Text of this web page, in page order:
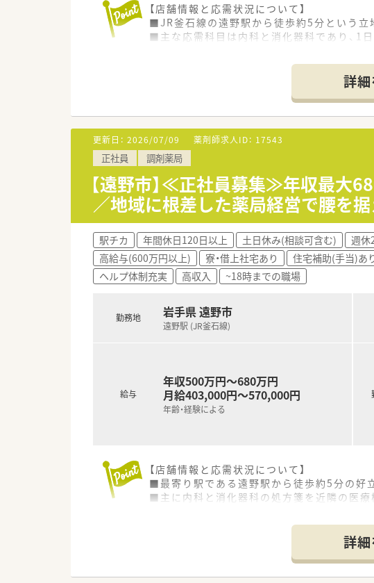
【店舗情報と応需状況について】
■JR釜石線の遠野駅から徒歩約5分という立
■主な応需科目は内科と消化器科であり、1
■岩手県内に2店舗の調剤薬局を運営してお
■母体は大手医薬品卸業の会社であるため
■原則として異動がないため、腰を据えて長
【こんな方におすすめ】
■風通しの良い環境で、患者様や他の医療ス
■増員での募集です。地域医療に貢献した
■時給高めのパートで、仕事と私生活のメリ
詳
更新日： 2026/07/09 薬剤師求人ID： 17543
正社員 調剤薬局
【遠野市】≪正社員募集≫年収最大
／地域に根差した薬局経営で腰を
駅チカ 年間休日120日以上 土日休み(相談可含む) 週休
高給与(600万円以上)
寮・借上社宅あり 住宅補助(手当)あ
ヘルプ体制充実
高収入 ~18時までの職場
勤務地 岩手県 遠野市
遠野駅 (JR釜石線)
給与
年収500万円～680万円
月給403,000円～570,000円
年齢・経験による
【店舗情報と応需状況について】
■最寄り駅である遠野駅から徒歩約5分の好
■主に内科と消化器科の処方箋を近隣の医療
■岩手県内にて調剤薬局を2店舗展開してお
■母体が歴史ある医薬品卸業の会社である
■社員を非常に大切にする社風が根づいてお
詳